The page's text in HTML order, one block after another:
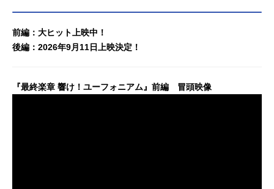
前編：大ヒット上映中！
後編：2026年9月11日上映決定！
『最終楽章 響け！ユーフォニアム』前編 冒頭映像